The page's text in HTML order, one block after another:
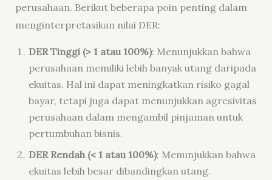
perusahaan. Berikut beberapa poin penting dalam
menginterpretasikan nilai DER:
DER Tinggi (> 1 atau 100%): Menunjukkan bahwa
perusahaan memiliki lebih banyak utang daripada
ekuitas. Hal ini dapat meningkatkan risiko gagal
bayar, tetapi juga dapat menunjukkan agresivitas
perusahaan dalam mengambil pinjaman untuk
pertumbuhan bisnis.
DER Rendah (< 1 atau 100%): Menunjukkan bahwa
ekuitas lebih besar dibandingkan utang.